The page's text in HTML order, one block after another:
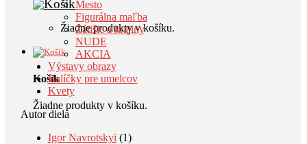
Žiadne produkty v košíku.
Košík
Žiadne produkty v košíku.
Mesto
Figurálna maľba
Zátišie a krajiny
NUDE
AKCIA
Výstavy obrazy
Balíčky pre umelcov
Kvety
Autor diela
Igor Navrotskyi (1)